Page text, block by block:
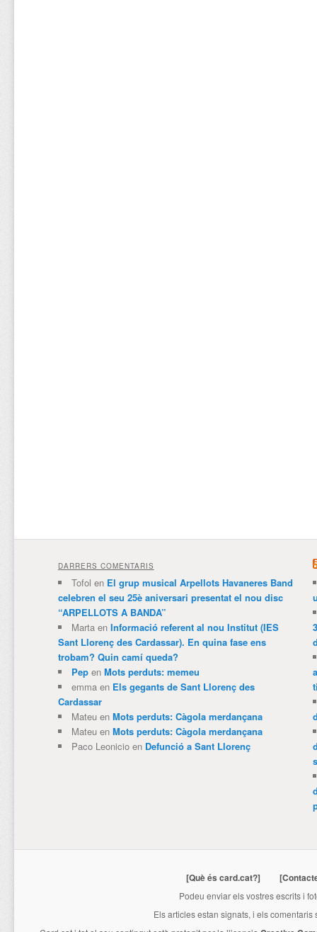
DARRERS COMENTARIS
Tofol en El grup musical Arpellots Havaneres Band
celebren el seu 25è aniversari presentat el nou disc
“ARPELLOTS A BANDA”
Martaen Informació referent al nou Institut (IES
Sant Llorenç des Cardassar). En quina fase ens
trobam? Quin camí queda?
Pepen Mots perduts: memeu
emmaen Els gegants de Sant Llorenç des
Cardassar
Mateuen Mots perduts: Càgola merdançana
Mateuen Mots perduts: Càgola merdançana
Paco Leonicioen Defunció a Sant Llorenç
[Què és card.cat?]
Podeu enviar els vostres escrits i
Els articles estan signats, i els